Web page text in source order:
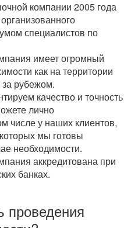
компании 2005 года
специалистов по
имеет огромный
как на территории
рубежом.
качество и точность
лично
числе у наших клиентов,
мы готовы
необходимости.
аккредитована при
банках.
проведения